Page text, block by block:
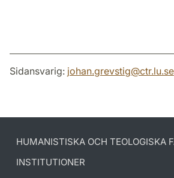
Sidansvarig: johan.grevstig@ctr.lu.se
HUMANISTISKA OCH TEOLOGISKA
INSTITUTIONER